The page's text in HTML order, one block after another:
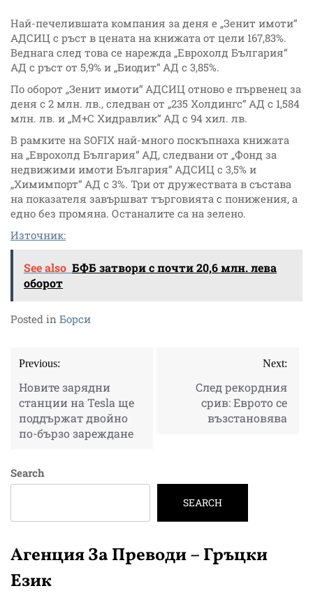
Най-печелившата компания за деня е „Зенит имоти“
АДСИЦ с ръст в цената на книжата от цели 167,83%.
Веднага след това се нарежда „Еврохолд България“
АД с ръст от 5,9% и „Биодит“ АД с 3,85%.
По оборот „Зенит имоти“ АДСИЦ отново е първенец за
деня с 2 млн. лв., следван от „235 Холдингс“ АД с 1,584
млн. лв. и „М+С Хидравлик“ АД с 94 хил. лв.
В рамките на SOFIX най-много поскъпнаха книжата
на „Еврохолд България“ АД, следвани от „Фонд за
недвижими имоти България“ АДСИЦ с 3,5% и
„Химимпорт“ АД с 3%. Три от дружествата в състава
на показателя завършват търговията с понижения, а
едно без промяна. Останалите са на зелено.
Източник:
See also БФБ затвори с почти 20,6 млн. лева
оборот
Posted in Борси
Post
navigation
Previous:
Новите зарядни
станции на Tesla ще
поддържат двойно
по-бързо зареждане
Next:
След рекордния
срив: Еврото се
възстановява
Search
SEARCH
Агенция За Преводи – Гръцки
Език